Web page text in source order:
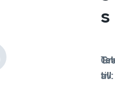
s
till
till
av: